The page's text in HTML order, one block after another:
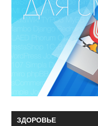
ЗДОРОВЬЕ